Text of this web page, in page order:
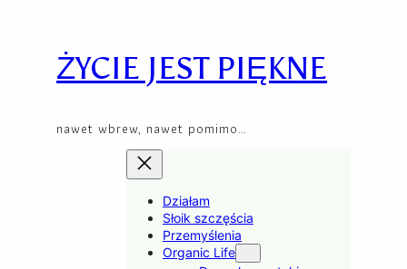
contentŻYCIE JEST PIĘKNE
nawet wbrew, nawet pomimo…
Działam
Słoik szczęścia
Przemyślenia
Organic Life